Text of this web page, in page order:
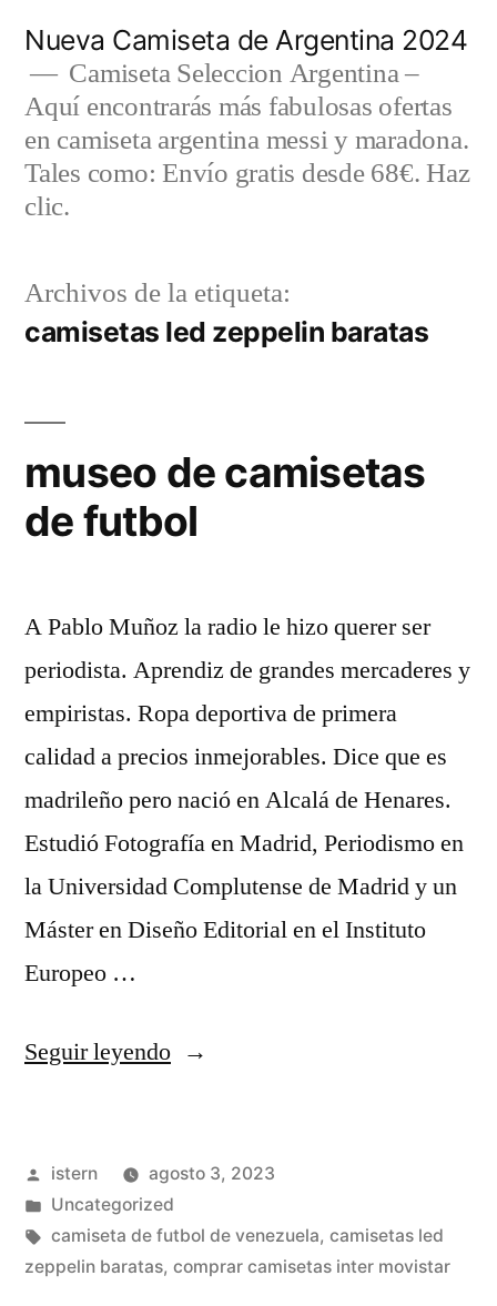
contenido
Nueva Camiseta de Argentina 2024
Camiseta Seleccion Argentina –
Aquí encontrarás más fabulosas ofertas
en camiseta argentina messi y maradona.
Tales como: Envío gratis desde 68€. Haz
clic.
Archivos de la etiqueta:
camisetas led zeppelin baratas
museo de camisetas
de futbol
A Pablo Muñoz la radio le hizo querer ser
periodista. Aprendiz de grandes mercaderes y
empiristas. Ropa deportiva de primera
calidad a precios inmejorables. Dice que es
madrileño pero nació en Alcalá de Henares.
Estudió Fotografía en Madrid, Periodismo en
la Universidad Complutense de Madrid y un
Máster en Diseño Editorial en el Instituto
Europeo …
Seguir leyendo«museo
de
futbol»
Publicado
por
istern
agosto 3, 2023
Publicado
en
Uncategorized
Etiquetas:
camiseta de futbol de venezuela, camisetas led
zeppelin baratas, comprar camisetas inter movistar